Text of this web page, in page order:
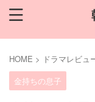
HOME > ドラマレビュ
金持ちの息子